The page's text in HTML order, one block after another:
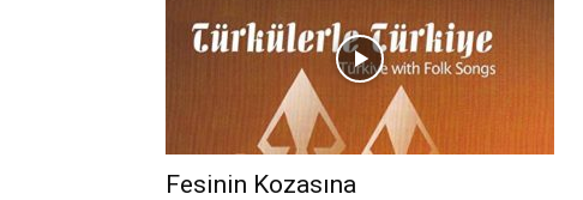
Fesinin Kozasına